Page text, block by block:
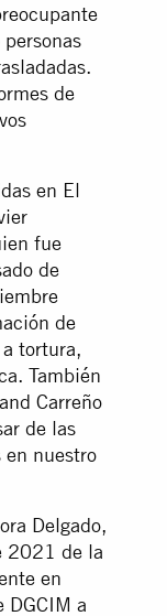
de
en El
fue
de
de
tortura,
También
Carreño
de las
en nuestro
Delgado,
2021 de la
en
DGCIM a